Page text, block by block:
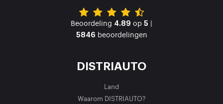
Beoordeling 4.89 op 5 |
5846 beoordelingen
DISTRIAUTO
Land
Waarom DISTRIAUTO?